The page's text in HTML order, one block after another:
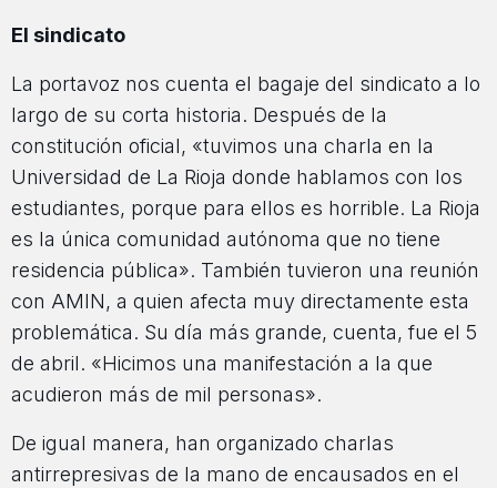
El sindicato
La portavoz nos cuenta el bagaje del sindicato a lo
largo de su corta historia. Después de la
constitución oficial, «tuvimos una charla en la
Universidad de La Rioja donde hablamos con los
estudiantes, porque para ellos es horrible. La Rioja
es la única comunidad autónoma que no tiene
residencia pública». También tuvieron una reunión
con AMIN, a quien afecta muy directamente esta
problemática. Su día más grande, cuenta, fue el 5
de abril. «Hicimos una manifestación a la que
acudieron más de mil personas».
De igual manera, han organizado charlas
antirrepresivas de la mano de encausados en el